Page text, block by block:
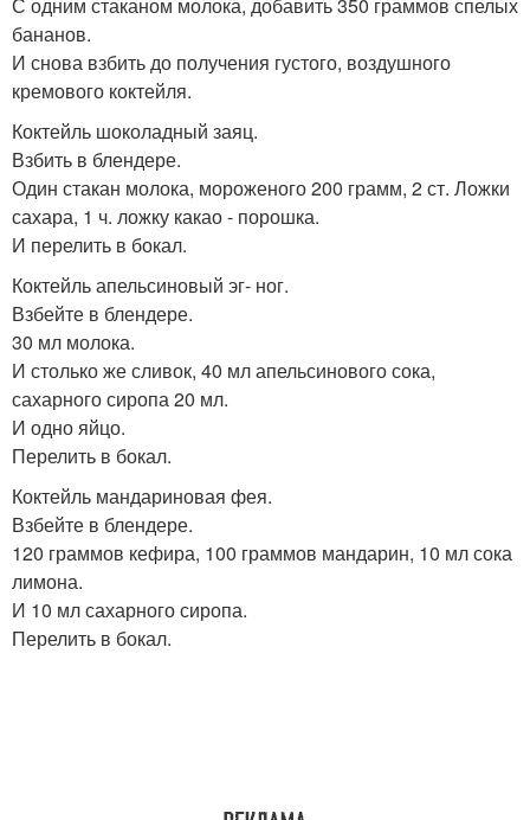
бананов.
И снова взбить до получения густого, воздушного
кремового коктейля.
Коктейль шоколадный заяц.
Взбить в блендере.
Один стакан молока, мороженого 200 грамм, 2 ст. Ложки
сахара, 1 ч. ложку какао - порошка.
И перелить в бокал.
Коктейль апельсиновый эг- ног.
Взбейте в блендере.
30 мл молока.
И столько же сливок, 40 мл апельсинового сока,
сахарного сиропа 20 мл.
И одно яйцо.
Перелить в бокал.
Коктейль мандариновая фея.
Взбейте в блендере.
120 граммов кефира, 100 граммов мандарин, 10 мл сока
лимона.
И 10 мл сахарного сиропа.
Перелить в бокал.